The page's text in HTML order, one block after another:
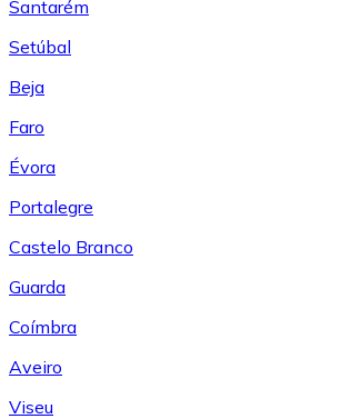
Santarém
Setúbal
Beja
Faro
Évora
Portalegre
Castelo Branco
Guarda
Coímbra
Aveiro
Viseu